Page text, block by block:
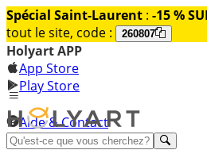
Spécial Saint-Laurent : -15 %
tout le site, code :
260807
Holyart APP
App Store
Play Store
Aide & Contact
Découvrez Premium